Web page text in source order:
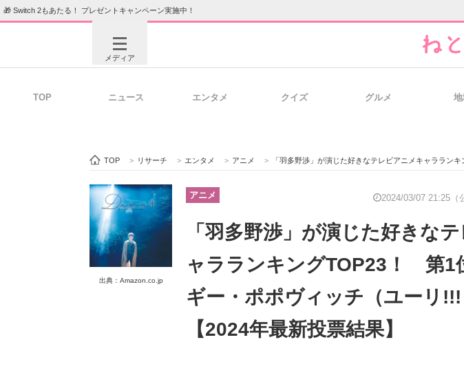
🎁 Switch 2もあたる！ プレゼントキャンペーン実施中！
メディア
ビジネスと働き方のヒント
ITエンジニア向け専門サイト
モノづくり技術者専門サイト エレクトロニクス専門サイト
TOP ニュース エンタメ クイズ グルメ
TOP > リサーチ > エンタメ > アニメ > 「羽多野渉」が演じた好きなテレビアニメキャラランキングTOP23！ 第1位は「ギオルギー
出典：Amazon.co.jp
アニメ 2024/03/07 21:25（
「羽多野渉」が演じた好きな
ャラランキングTOP23！ 第1
ギー・ポポヴィッチ（ユーリ!!!
【2024年最新投票結果】